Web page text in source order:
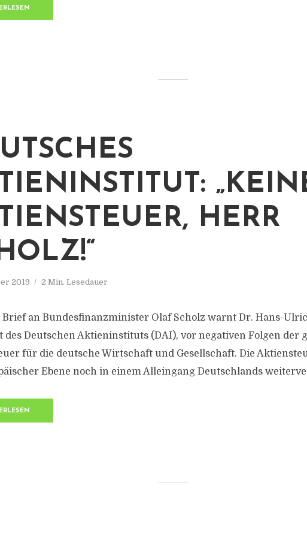
HERR
2019 2 Min. Lesedauer
an Bundesfinanzminister Olaf Scholz warnt Dr. Hans-
des Deutschen Aktieninstituts (DAI), vor negativen Folgen der
für die deutsche Wirtschaft und Gesellschaft. Die
Ebene noch in einem Alleingang Deutschlands